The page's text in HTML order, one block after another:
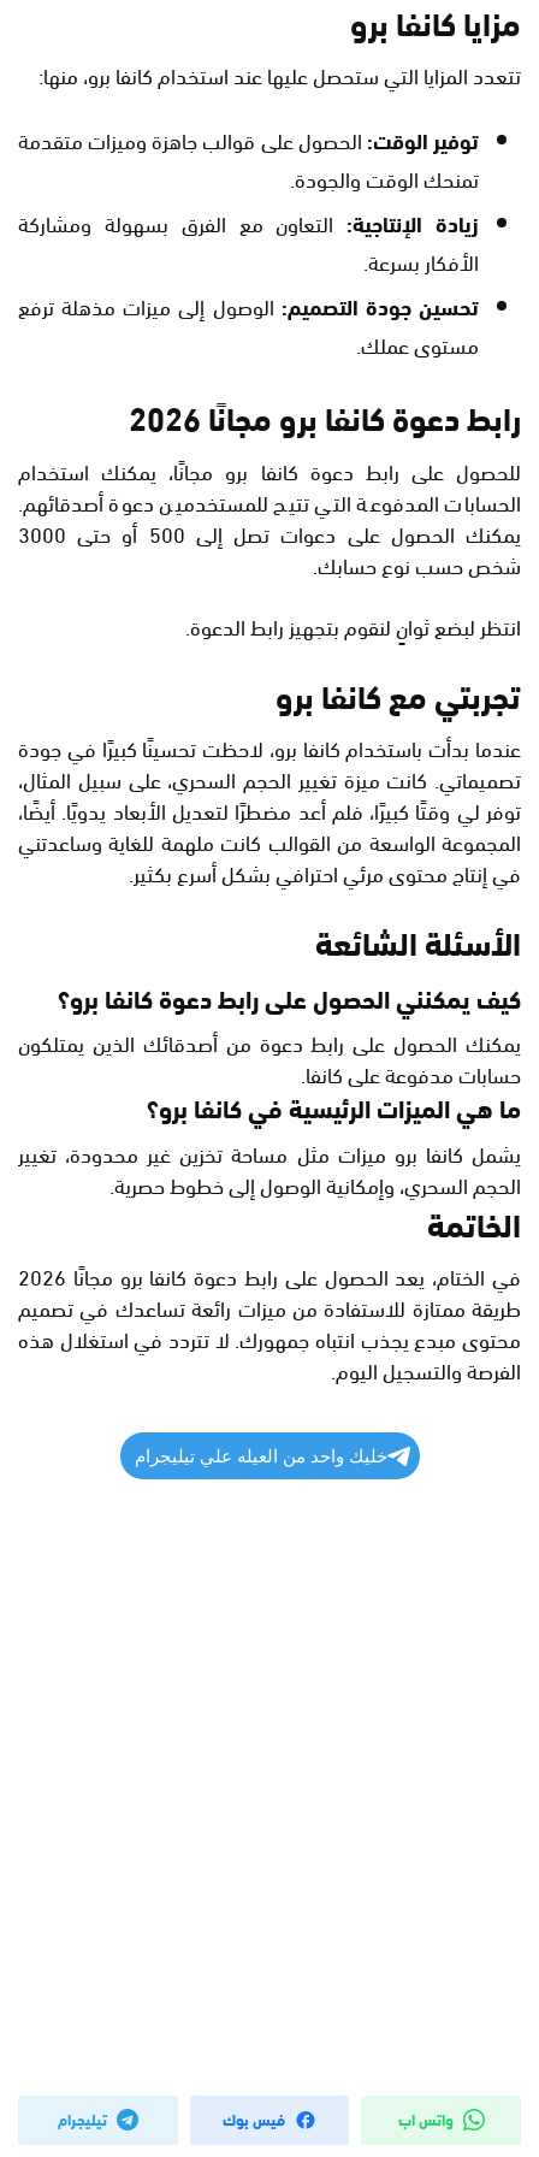
مزايا كانفا برو
تتعدد المزايا التي ستحصل عليها عند استخدام كانفا برو، منها:
توفير الوقت:الحصول على قوالب جاهزة وميزات متقدمة
تمنحك الوقت والجودة.
زيادة الإنتاجية: التعاون مع الفرق بسهولة ومشاركة
الأفكار بسرعة.
تحسين جودة التصميم: الوصول إلى ميزات مذهلة ترفع
مستوى عملك.
رابط دعوة كانفا برو مجانًا 2026
للحصول على رابط دعوة كانفا برو مجانًا، يمكنك استخدام
الحسابات المدفوعة التي تتيح للمستخدمين دعوة أصدقائهم.
يمكنك الحصول على دعوات تصل إلى 500 أو حتى 3000
شخص حسب نوع حسابك.
انتظر لبضع ثوانٍ لنقوم بتجهيز رابط الدعوة.
تجربتي مع كانفا برو
عندما بدأت باستخدام كانفا برو، لاحظت تحسينًا كبيرًا في جودة
تصميماتي. كانت ميزة تغيير الحجم السحري، على سبيل المثال،
توفر لي وقتًا كبيرًا، فلم أعد مضطرًا لتعديل الأبعاد يدويًا. أيضًا،
المجموعة الواسعة من القوالب كانت ملهمة للغاية وساعدتني
في إنتاج محتوى مرئي احترافي بشكل أسرع بكثير.
الأسئلة الشائعة
كيف يمكنني الحصول على رابط دعوة كانفا برو؟
يمكنك الحصول على رابط دعوة من أصدقائك الذين يمتلكون
حسابات مدفوعة على كانفا.
ما هي الميزات الرئيسية في كانفا برو؟
يشمل كانفا برو ميزات مثل مساحة تخزين غير محدودة، تغيير
الحجم السحري، وإمكانية الوصول إلى خطوط حصرية.
الخاتمة
في الختام، يعد الحصول على رابط دعوة كانفا برو مجانًا 2026
طريقة ممتازة للاستفادة من ميزات رائعة تساعدك في تصميم
محتوى مبدع يجذب انتباه جمهورك. لا تتردد في استغلال هذه
الفرصة والتسجيل اليوم.
خليك واحد من العيله علي تيليجرام
واتس اب فيس بوك تيليجرام